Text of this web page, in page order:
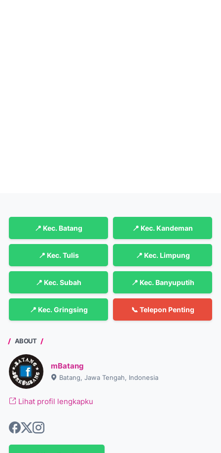
📍 Kec. Batang 📍 Kec. Kandeman
📍 Kec. Tulis 📍 Kec. Limpung
📍 Kec. Subah 📍 Kec. Banyuputih
📍 Kec. Gringsing 📞 Telepon Penting
ABOUT
mBatang
Batang, Jawa Tengah, Indonesia
Lihat profil lengkapku